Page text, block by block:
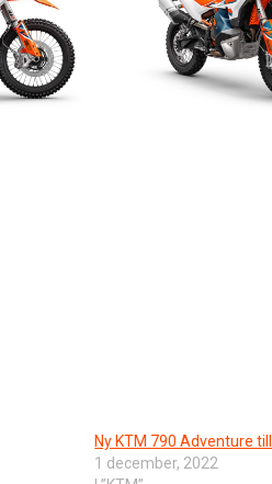
Ny KTM 790 Adventure
1 december, 2022